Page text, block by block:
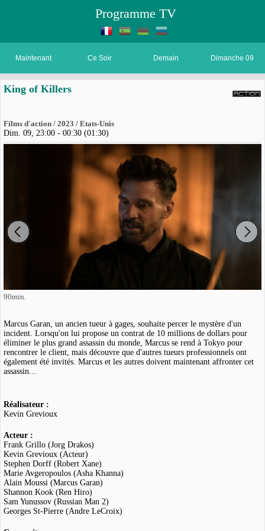
Programme TV
Maintenant Ce Soir Demain Dimanche 09
King of Killers
Films d'action / 2023 / Etats-Unis
Dim. 09, 23:00 - 00:30 (01:30)
90min.
Marcus Garan, un ancien tueur à gages, souhaite percer le mystère d'un
incident. Lorsqu'on lui propose un contrat de 10 millions de dollars pour
éliminer le plus grand assassin du monde, Marcus se rend à Tokyo pour
rencontrer le client, mais découvre que d'autres tueurs professionnels ont
également été invités. Marcus et les autres doivent maintenant affronter cet
assassin...
Réalisateur :
Kevin Grevioux
Acteur :
Frank Grillo (Jorg Drakos)
Kevin Grevioux (Acteur)
Stephen Dorff (Robert Xane)
Marie Avgeropoulos (Asha Khanna)
Alain Moussi (Marcus Garan)
Shannon Kook (Ren Hiro)
Sam Yunussov (Russian Man 2)
Georges St-Pierre (Andre LeCroix)